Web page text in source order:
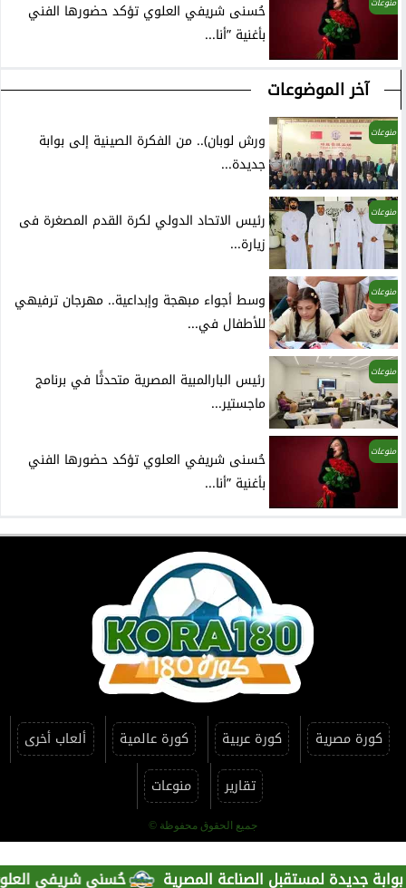
حُسنى شريفي العلوي جديدة لمستقبل الصناعة المصرية
حُسنى شريفي العلوي تؤكد حضورها الفني
بأغنية ”أنا...
آخر الموضوعات
منوعات
ورش لوبان).. من الفكرة الصينية إلى بوابة
جديدة...
منوعات
رئيس الاتحاد الدولي لكرة القدم المصغرة فى
زيارة...
منوعات
وسط أجواء مبهجة وإبداعية.. مهرجان ترفيهي
للأطفال في...
منوعات
رئيس البارالمبية المصرية متحدثًا في برنامج
ماجستير...
منوعات
حُسنى شريفي العلوي تؤكد حضورها الفني
بأغنية ”أنا...
كورة مصرية كورة عربية كورة عالمية
ألعاب أخرى
تقارير
منوعات
جميع الحقوق محفوظة ©